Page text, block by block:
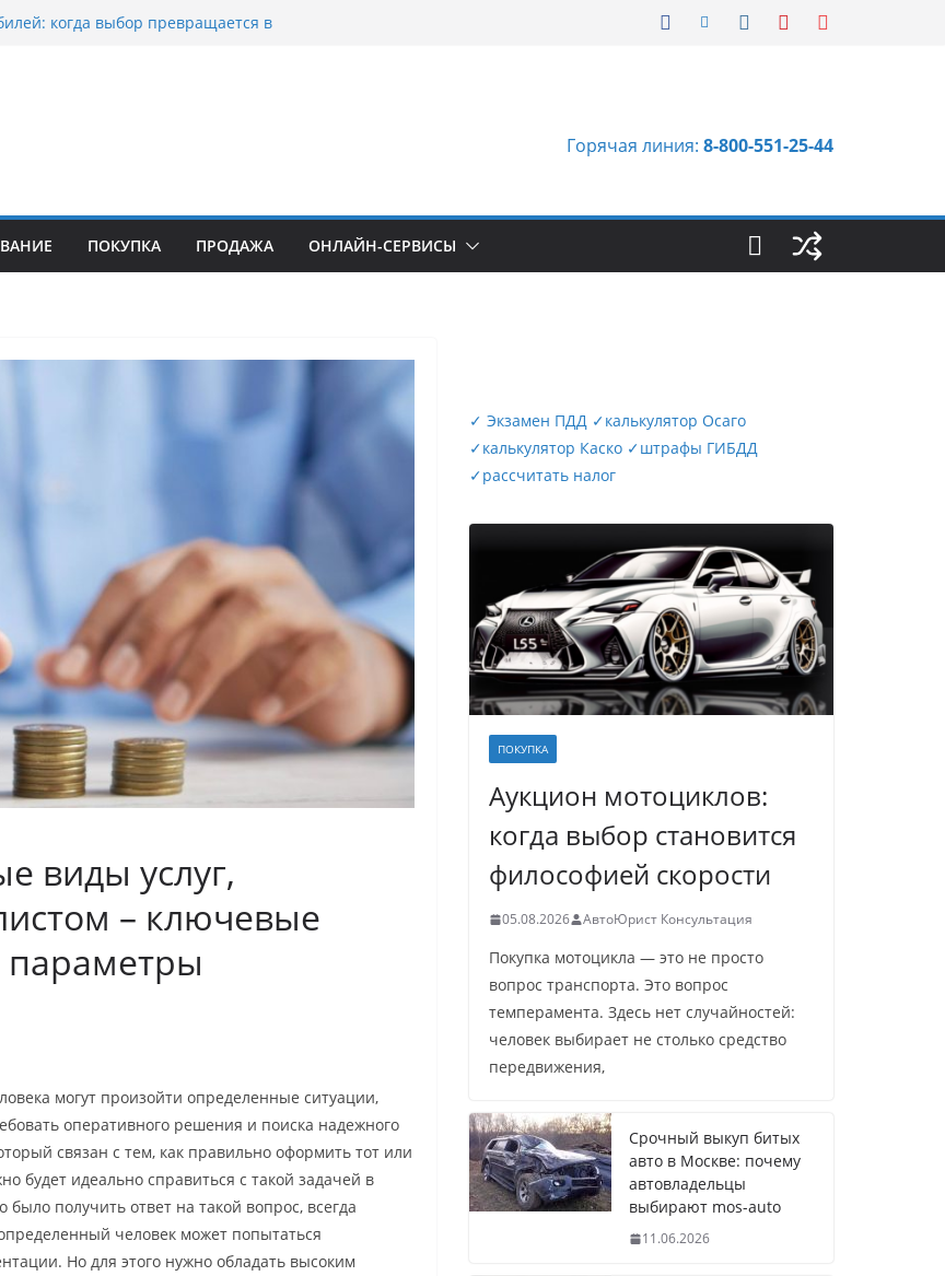
когда выбор превращается в
авто в Москве: почему
mos-auto
вечная классика или
Горячая линия: 8-800-551-25-44
ПОКУПКА ПРОДАЖА ОНЛАЙН-СЕРВИСЫ
виды услуг,
– ключевые
параметры
могут произойти определенные ситуации,
оперативного решения и поиска надежного
связан с тем, как правильно оформить тот или
будет идеально справиться с такой задачей в
получить ответ на такой вопрос, всегда
человек может попытаться
Но для этого нужно обладать высоким
✓ Экзамен ПДД ✓калькулятор Осаго
✓калькулятор Каско ✓штрафы ГИБДД
✓рассчитать налог
ПОКУПКА
Аукцион мотоциклов:
когда выбор становится
философией скорости
05.08.2026 АвтоЮрист Консультация
Покупка мотоцикла — это не просто
вопрос транспорта. Это вопрос
темперамента. Здесь нет случайностей:
человек выбирает не столько средство
передвижения,
Срочный выкуп битых
авто в Москве: почему
автовладельцы
выбирают mos-auto
11.06.2026